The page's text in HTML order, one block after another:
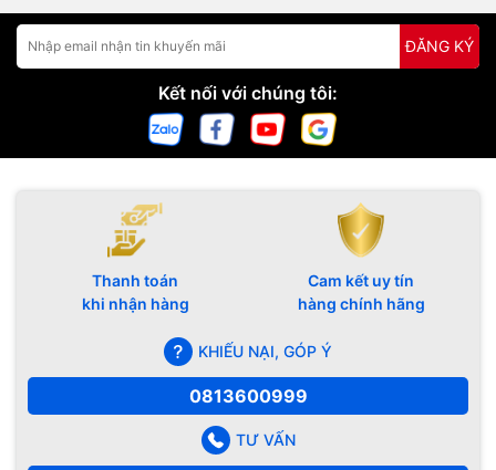
ĐĂNG KÝ
Kết nối với chúng tôi:
Thanh toán
khi nhận hàng
Cam kết uy tín
hàng chính hãng
KHIẾU NẠI, GÓP Ý
0813600999
TƯ VẤN